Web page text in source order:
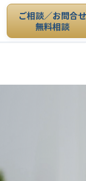
ご相談／お問合
無料相談